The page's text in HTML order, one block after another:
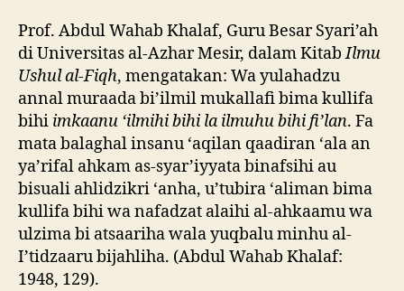
Prof. Abdul Wahab Khalaf, Guru Besar Syari’ah
di Universitas al-Azhar Mesir, dalam KitabIlmu
Ushul al-Fiqh, mengatakan: Wa yulahadzu
annal muraada bi’ilmil mukallafi bima kullifa
bihi imkaanu ‘ilmihi bihi la ilmuhu bihi fi’lan. Fa
mata balaghal insanu ‘aqilan qaadiran ‘ala an
ya’rifal ahkam as-syar’iyyata binafsihi au
bisuali ahlidzikri ‘anha, u’tubira ‘aliman bima
kullifa bihi wa nafadzat alaihi al-ahkaamu wa
ulzima bi atsaariha wala yuqbalu minhu al-
I’tidzaaru bijahliha. (Abdul Wahab Khalaf:
1948, 129).